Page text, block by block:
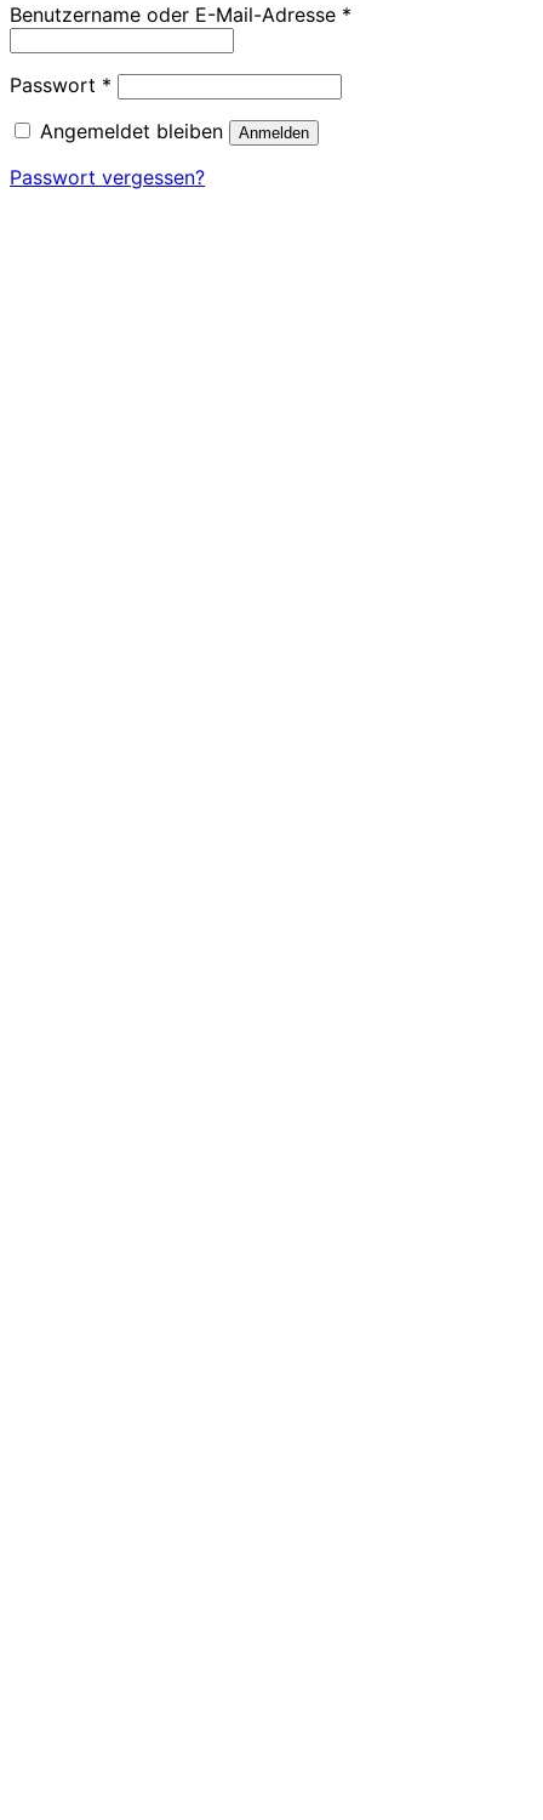
Benutzername oder E-Mail-Adresse *
Passwort * Erforderlich
Angemeldet bleiben
Anmelden
Passwort vergessen?